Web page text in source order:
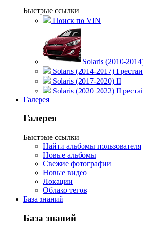
Быстрые ссылки
Поиск по VIN
Solaris (2010-
Solaris (2014-2017) I
Solaris (2017-2020) II
Solaris (2020-2022) II
Галерея
Галерея
Быстрые ссылки
Найти альбомы пользователя
Новые альбомы
Свежие фотографии
Новые видео
Локации
Облако тегов
База знаний
База знаний